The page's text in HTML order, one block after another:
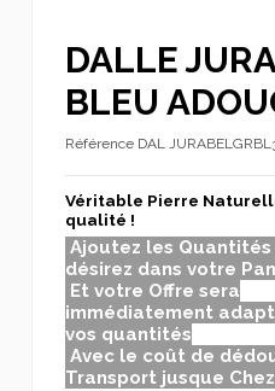
DALLE
BLEU
Référence DAL
Véritable Pierre
qualité !
Ajoutez les
désirez dans votre
Et votre Offre sera
immédiatement
vos quantités
Avec le coût de
Transport jusque Chez